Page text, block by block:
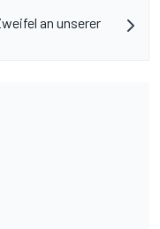
an unserer